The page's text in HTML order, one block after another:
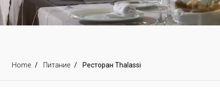
Home Питание Ресторан Thalassi